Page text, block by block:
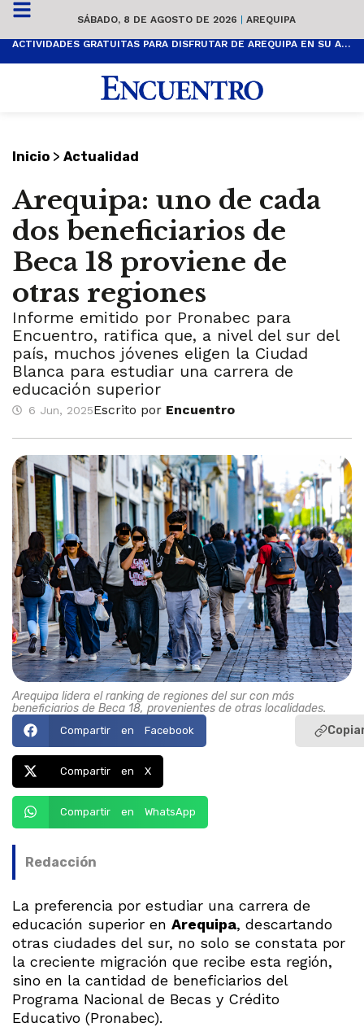
SÁBADO, 8 DE AGOSTO DE 2026 | AREQUIPA
ACTIVIDADES GRATUITAS PARA DISFRUTAR DE AREQUIPA EN SU ANIVERSARIO
Inicio > Actualidad
Arequipa: uno de cada
dos beneficiarios de
Beca 18 proviene de
otras regiones
Informe emitido por Pronabec para
Encuentro, ratifica que, a nivel del sur del
país, muchos jóvenes eligen la Ciudad
Blanca para estudiar una carrera de
educación superior
6 Jun, 2025Escrito por Encuentro
Arequipa lidera el ranking de regiones del sur con más
beneficiarios de Beca 18, provenientes de otras localidades.
Compartir en Facebook
Compartir en X
Compartir en WhatsApp
Redacción
La preferencia por estudiar una carrera de
educación superior en Arequipa, descartando
otras ciudades del sur, no solo se constata por
la creciente migración que recibe esta región,
sino en la cantidad de beneficiarios del
Programa Nacional de Becas y Crédito
Educativo (Pronabec).